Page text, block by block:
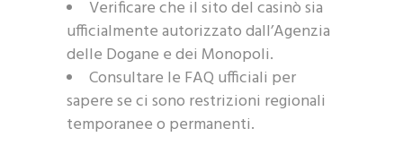
Verificare che il sito del casinò sia
ufficialmente autorizzato dall’Agenzia
delle Dogane e dei Monopoli.
Consultare le FAQ ufficiali per
sapere se ci sono restrizioni regionali
temporanee o permanenti.